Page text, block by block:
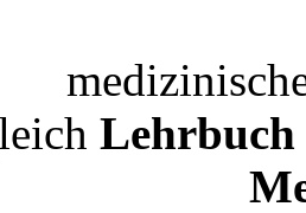
Lehrbuch